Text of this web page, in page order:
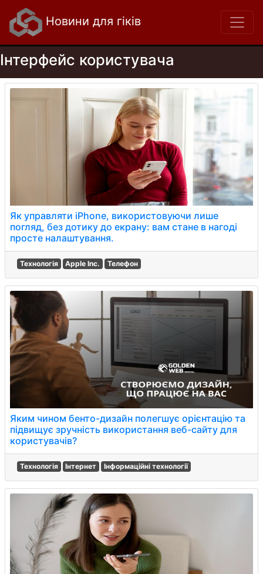
Новини для гіків
Інтерфейс користувача
Як управляти iPhone, використовуючи лише
погляд, без дотику до екрану: вам стане в нагоді
просте налаштування.
Технологія Apple Inc. Телефон
Яким чином бенто-дизайн полегшує орієнтацію та
підвищує зручність використання веб-сайту для
користувачів?
Технологія Інтернет Інформаційні технології